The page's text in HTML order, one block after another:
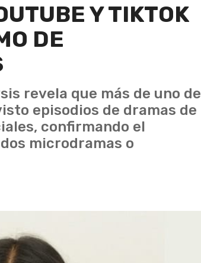
Y TIKTOK
DE
revela que más de uno de
episodios de dramas de
confirmando el
microdramas o